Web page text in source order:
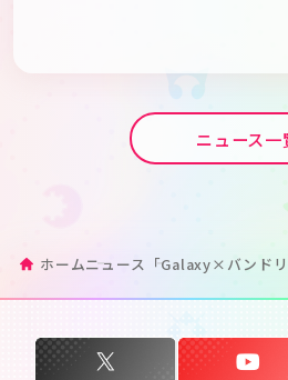
ニュース一
ホームニュース 「Galaxy×バンド